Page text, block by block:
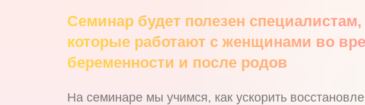
Семинар будет полезен специалистам,
которые работают с женщинами во
беременности и после родов
На семинаре мы учимся, как ускорить